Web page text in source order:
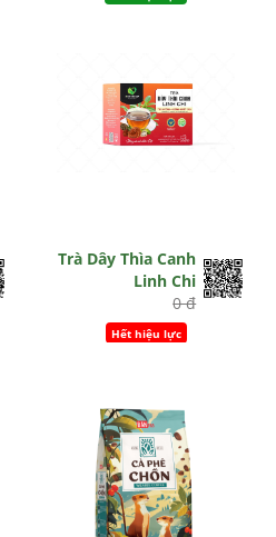
Trà Dây Thìa Canh
Linh Chi
0 đ
Hết hiệu lực